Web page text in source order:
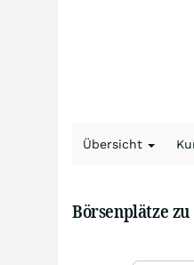
Übersicht
Börsenplätze zu